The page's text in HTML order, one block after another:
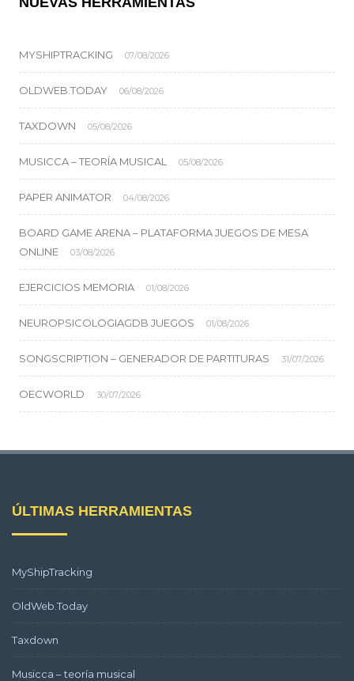
MYSHIPTRACKING 07/08/2026
OLDWEB.TODAY 06/08/2026
TAXDOWN 05/08/2026
MUSICCA – TEORÍA MUSICAL 05/08/2026
PAPER ANIMATOR 04/08/2026
BOARD GAME ARENA – PLATAFORMA JUEGOS DE MESA
ONLINE
03/08/2026
EJERCICIOS MEMORIA 01/08/2026
NEUROPSICOLOGIAGDB JUEGOS 01/08/2026
SONGSCRIPTION – GENERADOR DE PARTITURAS 31/07/2026
OECWORLD 30/07/2026
ÚLTIMAS HERRAMIENTAS
MyShipTracking
OldWeb.Today
Taxdown
Musicca – teoría musical